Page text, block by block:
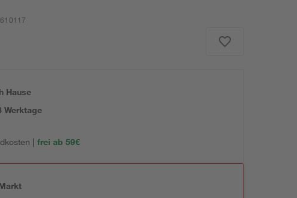
Hause
Werktage
| frei ab 59€